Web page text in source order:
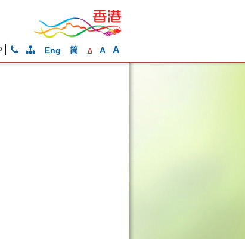
Eng 简 A A A